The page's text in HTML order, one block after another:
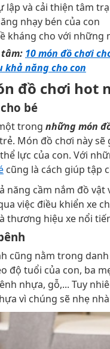
lập và cải thiện tâm
nhạy bén của con
kháng cho với những
tâm: 10 món đồ chơi
năng cho con
đồ chơi hot
bé
trong những món
Món đồ chơi này
lực của con. Với
cũng là cách giúp tập
năng cầm nắm đồ
việc điều khiển xe
thương hiệu xe nổi
cũng nằm trong
độ tuổi của con, ba
nhựa, gỗ,... Tuy
vì chúng sẽ nhẹ